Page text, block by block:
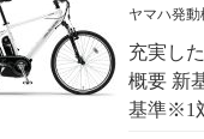
ヤマハ発
充実し
概要 新
基準※1